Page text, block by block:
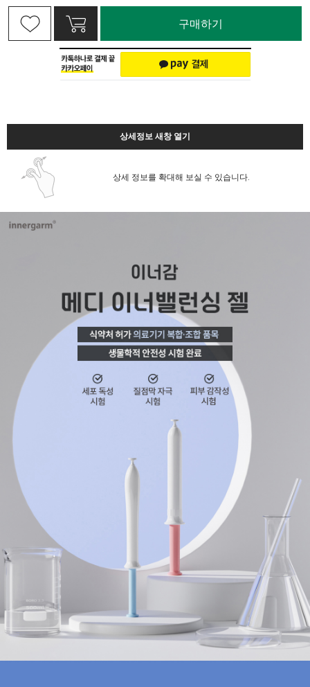
구매하기
상세정보 새창 열기
상세 정보를 확대해 보실 수 있습니다.